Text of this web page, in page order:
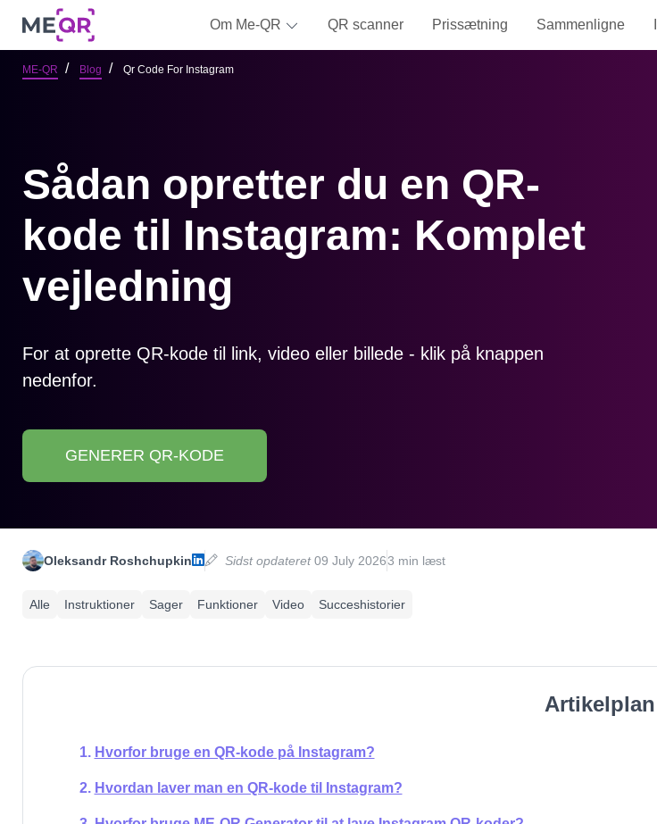
Om Me-QR QR scanner Prissætning Sammenligne
ME-QR Blog Qr Code For Instagram
Sådan opretter du en QR-
kode til Instagram: Komplet
vejledning
For at oprette QR-kode til link, video eller billede - klik på knappen
nedenfor.
GENERER QR-KODE
Oleksandr Roshchupkin Sidst opdateret09 July 20263 min læst
Alle Instruktioner Sager Funktioner Video Succeshistorier
Artikelplan
Hvorfor bruge en QR-kode på Instagram?
Hvordan laver man en QR-kode til Instagram?